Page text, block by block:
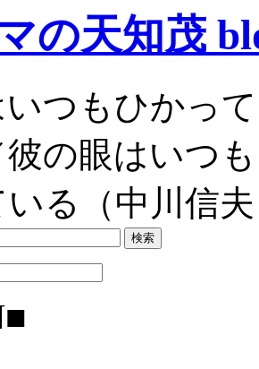
の天知茂
つもひかっ
の眼はいつ
いる（中川信